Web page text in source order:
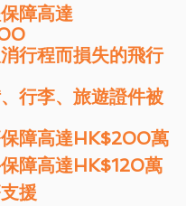
障高達
行程而損失的飛行
行李、旅遊證件被
障高達HK$200萬
障高達HK$120萬
援